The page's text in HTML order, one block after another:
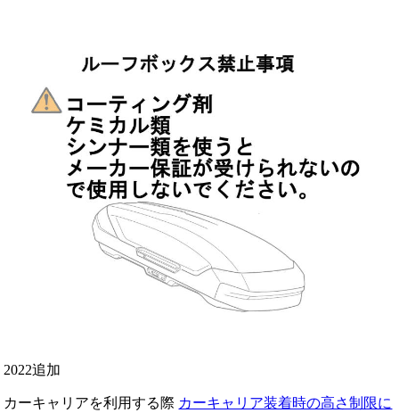
2022追加
カーキャリアを利用する際 カーキャリア装着時の高さ制限に